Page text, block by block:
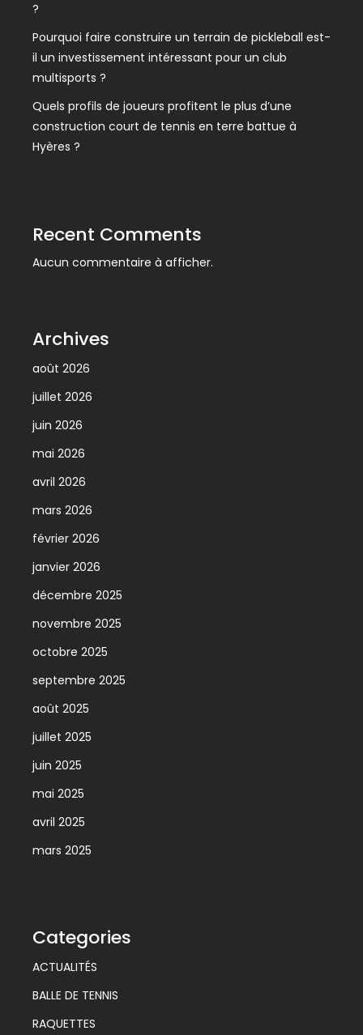
?
Pourquoi faire construire un terrain de pickleball est-
il un investissement intéressant pour un club
multisports ?
Quels profils de joueurs profitent le plus d’une
construction court de tennis en terre battue à
Hyères ?
Recent Comments
Aucun commentaire à afficher.
Archives
août 2026
juillet 2026
juin 2026
mai 2026
avril 2026
mars 2026
février 2026
janvier 2026
décembre 2025
novembre 2025
octobre 2025
septembre 2025
août 2025
juillet 2025
juin 2025
mai 2025
avril 2025
mars 2025
Categories
ACTUALITÉS
BALLE DE TENNIS
RAQUETTES